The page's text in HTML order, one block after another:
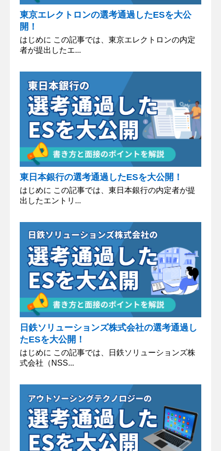
東京エレクトロンの選考通過したESを大公
開！
はじめに この記事では、東京エレクトロンの内定
者が提出したエ...
東日本銀行の選考通過したESを大公開！
はじめに この記事では、東日本銀行の内定者が提
出したエントリ...
日鉄ソリューションズ株式会社の選考通過し
たESを大公開！
はじめに この記事では、日鉄ソリューションズ株
式会社（NSS...